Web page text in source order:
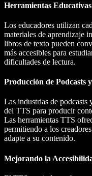
Herramientas
Los educadores utilizan
materiales de aprendizaje
libros de texto pueden
más accesibles para
dificultades de lectura.
Producción de Podcasts
Las industrias de podcasts
del TTS para producir
Las herramientas TTS
permitiendo a los
adapte a su contenido.
Mejorando la